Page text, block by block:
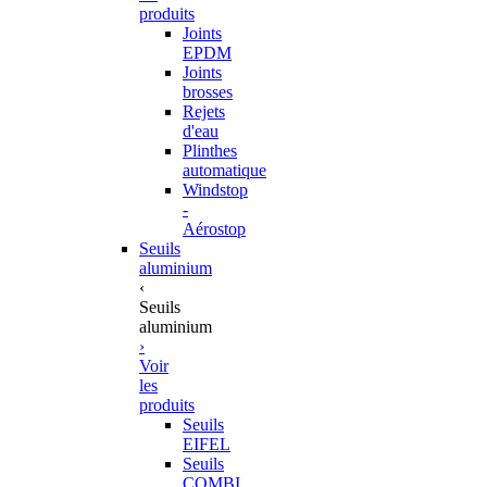
produits
Joints
EPDM
Joints
brosses
Rejets
d'eau
Plinthes
automatique
Windstop
-
Aérostop
Seuils
aluminium
‹
Seuils
aluminium
›
Voir
les
produits
Seuils
EIFEL
Seuils
COMBI